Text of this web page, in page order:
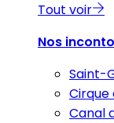
Tout voir
Nos
Saint-
Cirque
Canal